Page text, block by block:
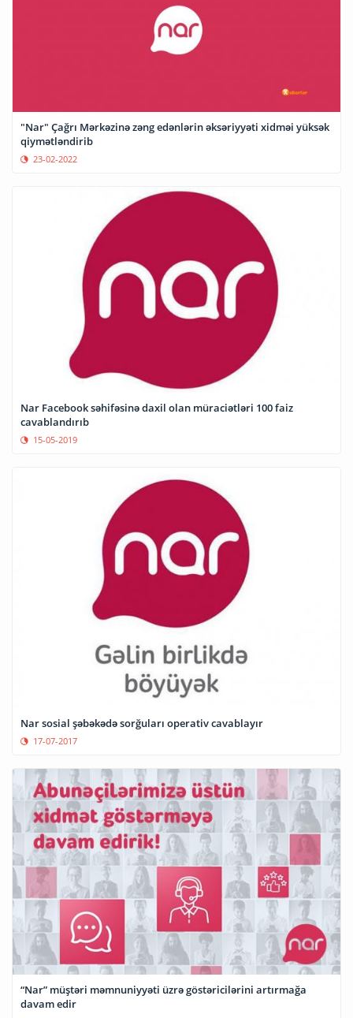
"Nar" Çağrı Mərkəzinə zəng edənlərin əksəriyyəti xidməi yüksək
qiymətləndirib
23-02-2022
Nar Facebook səhifəsinə daxil olan müraciətləri 100 faiz
cavablandırıb
15-05-2019
Nar sosial şəbəkədə sorğuları operativ cavablayır
17-07-2017
“Nar” müştəri məmnuniyyəti üzrə göstəricilərini artırmağa
davam edir